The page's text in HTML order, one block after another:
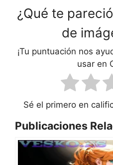
¿Qué te
de
¡Tu puntuación nos
usar en
Sé el primero en
Publicaciones